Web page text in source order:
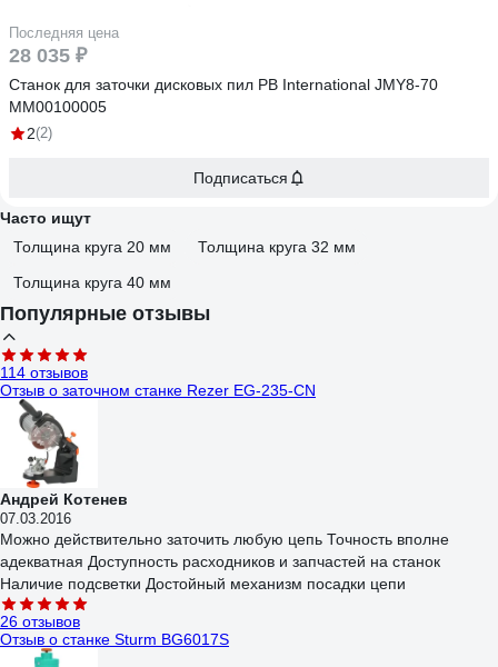
Последняя цена
28 035 ₽
Станок для заточки дисковых пил PB International JMY8-70
MM00100005
2(2)
Подписаться
Часто ищут
Толщина круга 20 мм
Толщина круга 32 мм
Толщина круга 40 мм
Популярные отзывы
114 отзывов
Отзыв о заточном станке Rezer EG-235-CN
Андрей Котенев
07.03.2016
Можно действительно заточить любую цепь Точность вполне
адекватная Доступность расходников и запчастей на станок
Наличие подсветки Достойный механизм посадки цепи
26 отзывов
Отзыв о станке Sturm BG6017S